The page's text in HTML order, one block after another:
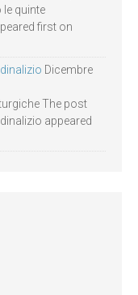
le quinte
first on
Dicembre
The post
appeared